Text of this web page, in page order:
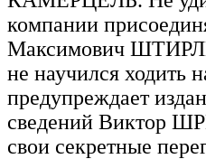
компании
Максимович
не научился ходить
предупреждает
сведений Виктор
свои секретные